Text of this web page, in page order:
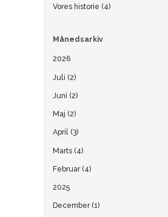
Vores historie (4)
Månedsarkiv
2026
Juli (2)
Juni (2)
Maj (2)
April (3)
Marts (4)
Februar (4)
2025
December (1)